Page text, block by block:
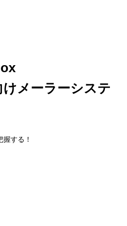
けメーラーシステ
する！